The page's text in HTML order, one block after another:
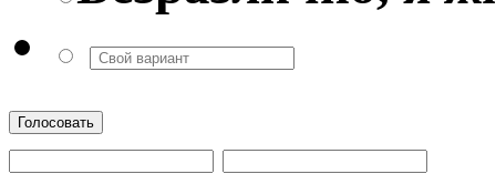
Голосовать